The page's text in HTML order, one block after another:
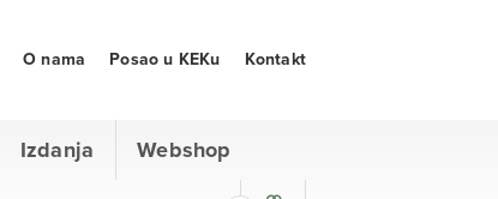
Izdanja Webshop
O nama Posao u KEKu Kontakt